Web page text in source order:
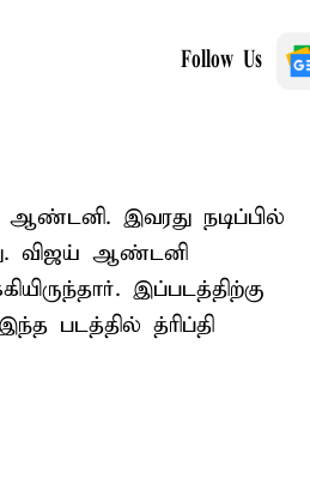
Follow Us
ஆண்டனி. இவரது நடிப்பில்
விஜய் ஆண்டனி
இப்படத்திற்கு
படத்தில் த்ரிப்தி